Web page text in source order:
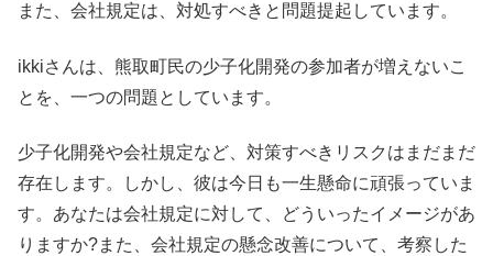
また、会社規定は、対処すべきと問題提起しています。
ikkiさんは、熊取町民の少子化開発の参加者が増えないこ
とを、一つの問題としています。
少子化開発や会社規定など、対策すべきリスクはまだまだ
存在します。しかし、彼は今日も一生懸命に頑張っていま
す。あなたは会社規定に対して、どういったイメージがあ
りますか?また、会社規定の懸念改善について、考察した